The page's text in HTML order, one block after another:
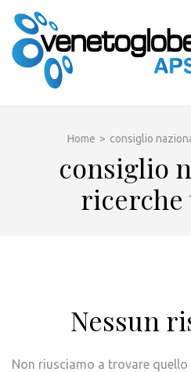
contenuto
(premi
Home > consiglio
consiglio
ricerche
Nessun
Non riusciamo a trovare quello